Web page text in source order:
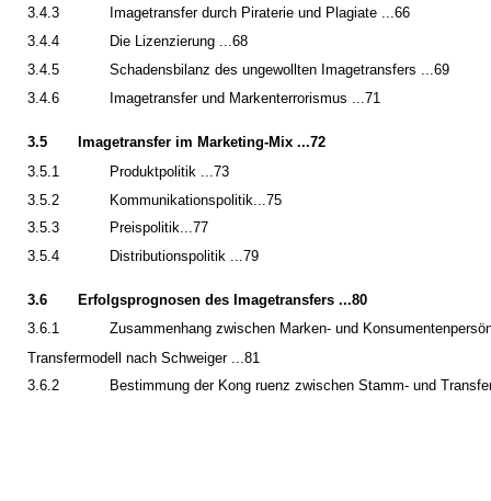
3.4.3
Imagetransfer durch Piraterie und Plagiate ...66
3.4.4
Die Lizenzierung ...68
3.4.5
Schadensbilanz des ungewollten Imagetransfers ...69
3.4.6
Imagetransfer und Markenterrorismus ...71
3.5
Imagetransfer im Marketing-Mix ...72
3.5.1
Produktpolitik ...73
3.5.2
Kommunikationspolitik...75
3.5.3
Preispolitik...77
3.5.4
Distributionspolitik ...79
3.6
Erfolgsprognosen des Imagetransfers ...80
3.6.1
Zusammenhang zwischen Marken- und
Transfermodell nach Schweiger ...81
3.6.2
Bestimmung der Kong ruenz zwischen Stamm- und